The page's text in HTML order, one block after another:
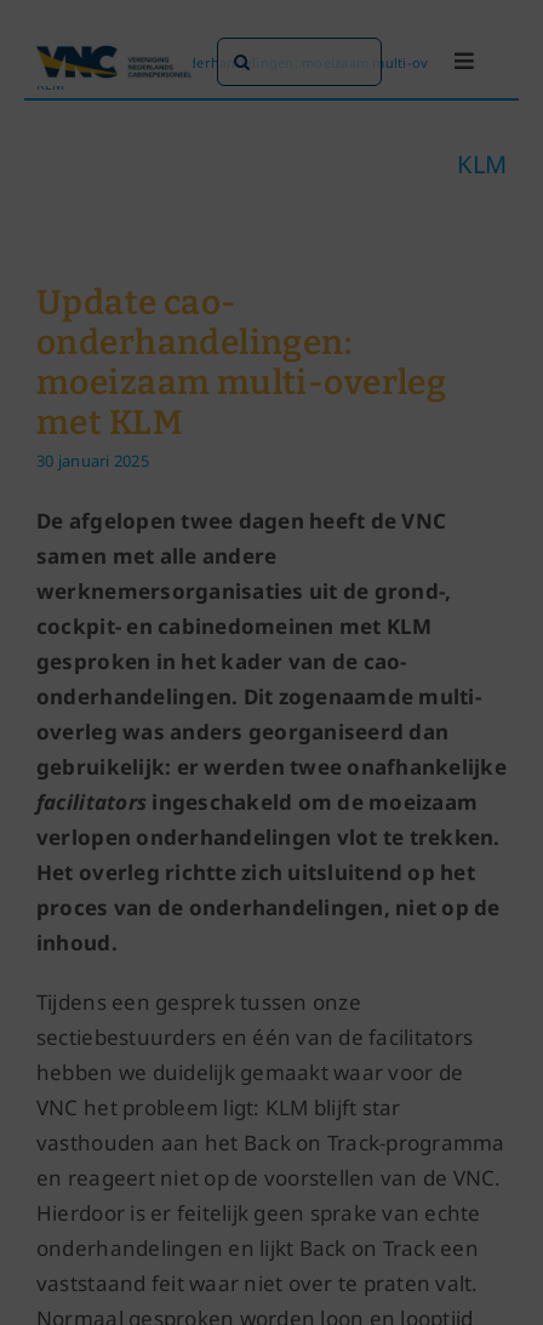
naar
inhoud
Toggle
Dossiers
Maatschappijen
Zoeken
naar:
Home»
Update cao-onderhandelingen: moeizaam multi-overleg met
KLM
KLM
Update cao-
onderhandelingen:
moeizaam multi-overleg
met KLM
30 januari 2025
De afgelopen twee dagen heeft de VNC
samen met alle andere
werknemersorganisaties uit de grond-,
cockpit- en cabinedomeinen met KLM
gesproken in het kader van de cao-
onderhandelingen. Dit zogenaamde multi-
overleg was anders georganiseerd dan
gebruikelijk: er werden twee onafhankelijke
facilitators ingeschakeld om de moeizaam
verlopen onderhandelingen vlot te trekken.
Het overleg richtte zich uitsluitend op het
proces van de onderhandelingen, niet op de
inhoud.
Tijdens een gesprek tussen onze
sectiebestuurders en één van de facilitators
hebben we duidelijk gemaakt waar voor de
VNC het probleem ligt: KLM blijft star
vasthouden aan het Back on Track-programma
en reageert niet op de voorstellen van de VNC.
Hierdoor is er feitelijk geen sprake van echte
onderhandelingen en lijkt Back on Track een
vaststaand feit waar niet over te praten valt.
Normaal gesproken worden loon en looptijd